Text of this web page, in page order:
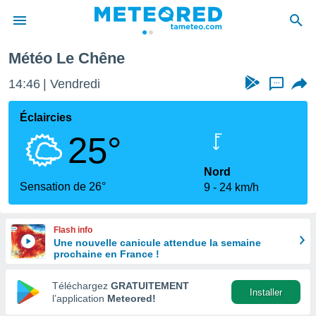
de
en
Météo Le Chêne
14:46 Vendredi ...
Éclaircies
25°
Sensation de 26°
Nord
9
24 km/h
Flash info
Une nouvelle canicule attendue la semaine
prochaine en France !
Téléchargez GRATUITEMENT
l’application Meteored!
Installer